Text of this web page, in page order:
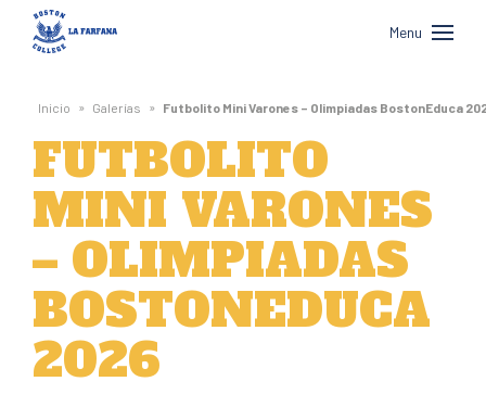
Boston
College
La
Farfana
Menu
Inicio » Galerías » Futbolito Mini Varones – Olimpiadas BostonEduca
FUTBOLITO
MINI VARONES
– OLIMPIADAS
BOSTONEDUCA
2026